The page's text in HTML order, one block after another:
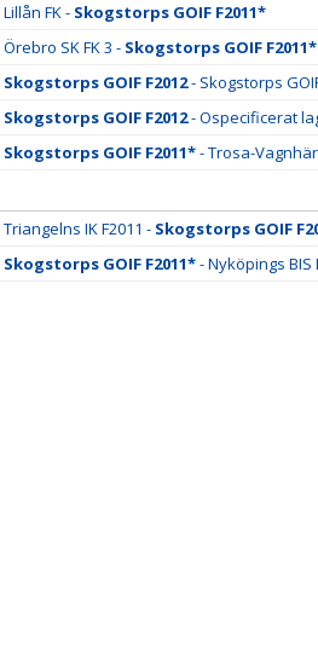
Lillån FK - Skogstorps GOIF F2011*
Örebro SK FK 3 - Skogstorps GOIF F2011*
Skogstorps GOIF F2012- Skogstorps
Skogstorps GOIF F2012- Ospecificerat
Skogstorps GOIF F2011*- Trosa-
Triangelns IK F2011 - Skogstorps GOIF
Skogstorps GOIF F2011*- Nyköpings BIS